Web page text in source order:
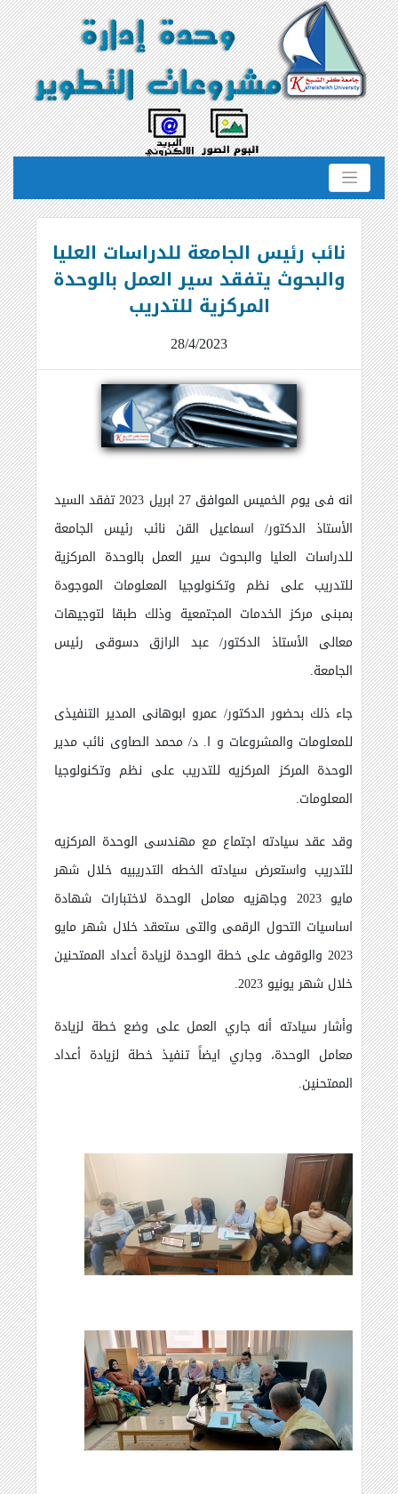
نائب رئيس الجامعة للدراسات العليا
والبحوث يتفقد سير العمل بالوحدة
المركزية للتدريب
28/4/2023
انه فى يوم الخميس الموافق 27 ابريل 2023 تفقد السيد
الأستاذ الدكتور/ اسماعيل القن نائب رئيس الجامعة
للدراسات العليا والبحوث سير العمل بالوحدة المركزية
للتدريب على نظم وتكنولوجيا المعلومات الموجودة
بمبنى مركز الخدمات المجتمعية وذلك طبقا لتوجيهات
معالى الأستاذ الدكتور/ عبد الرازق دسوقى رئيس
الجامعة.
جاء ذلك بحضور الدكتور/ عمرو ابوهانى المدير التنفيذى
للمعلومات والمشروعات و ا. د/ محمد الصاوى نائب مدير
الوحدة المركز المركزيه للتدريب على نظم وتكنولوجيا
المعلومات.
وقد عقد سيادته اجتماع مع مهندسى الوحدة المركزيه
للتدريب واستعرض سيادته الخطه التدريبيه خلال شهر
مايو 2023 وجاهزيه معامل الوحدة لاختبارات شهادة
اساسيات التحول الرقمى والتى ستعقد خلال شهر مايو
2023 والوقوف على خطة الوحدة لزيادة أعداد الممتحنين
خلال شهر يونيو 2023.
وأشار سيادته أنه جاري العمل على وضع خطة لزيادة
معامل الوحدة، وجاري ايضاً تنفيذ خطة لزيادة أعداد
الممتحنين.